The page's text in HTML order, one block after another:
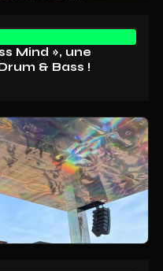
Mind », une
& Bass !